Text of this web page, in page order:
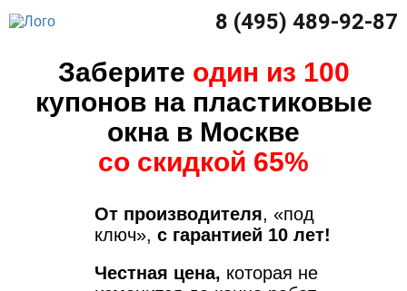
8 (495) 489-92-87
Заберите один из 100
купонов на пластиковые
окна в Москве
со скидкой 65%
От производителя, «под
ключ», с гарантией 10 лет!
Честная цена, которая не